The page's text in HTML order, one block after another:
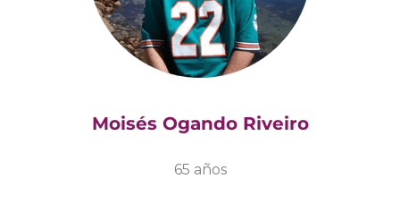
Moisés Ogando Riveiro
65 años